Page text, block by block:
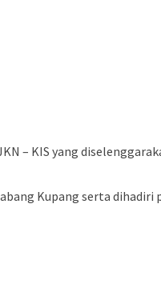
– KIS yang
Kupang serta